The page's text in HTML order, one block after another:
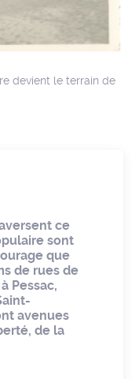
devient le terrain de
ce
sont
que
de rues de
Pessac,
avenues
de la